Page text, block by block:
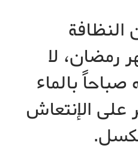
النظافة
رمضان، لا
بالماء
على الإنتعاش